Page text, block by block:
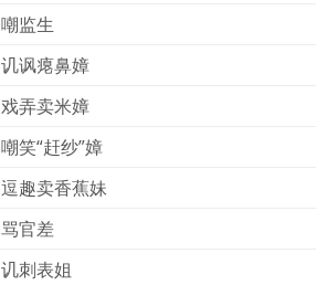
嘲监生
讥讽瘪鼻嫜
戏弄卖米嫜
嘲笑“赶纱”嫜
逗趣卖香蕉妹
骂官差
讥刺表姐